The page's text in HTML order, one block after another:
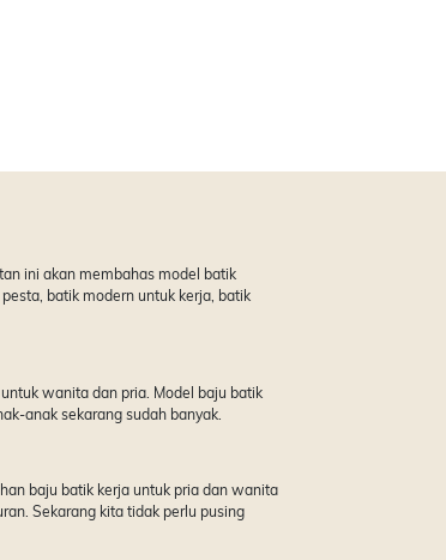
ini akan membahas model batik
batik modern untuk kerja, batik
wanita dan pria. Model baju batik
anak sekarang sudah banyak.
baju batik kerja untuk pria dan wanita
Sekarang kita tidak perlu pusing